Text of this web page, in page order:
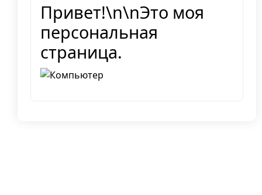
Привет!\n\nЭто моя
персональная
страница.